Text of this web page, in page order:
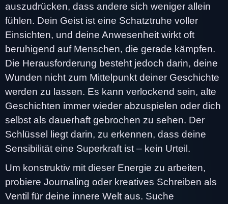
auszudrücken, dass andere sich weniger allein
fühlen. Dein Geist ist eine Schatztruhe voller
Einsichten, und deine Anwesenheit wirkt oft
beruhigend auf Menschen, die gerade kämpfen.
Die Herausforderung besteht jedoch darin, deine
Wunden nicht zum Mittelpunkt deiner Geschichte
werden zu lassen. Es kann verlockend sein, alte
Geschichten immer wieder abzuspielen oder dich
selbst als dauerhaft gebrochen zu sehen. Der
Schlüssel liegt darin, zu erkennen, dass deine
Sensibilität eine Superkraft ist – kein Urteil.
Um konstruktiv mit dieser Energie zu arbeiten,
probiere Journaling oder kreatives Schreiben als
Ventil für deine innere Welt aus. Suche